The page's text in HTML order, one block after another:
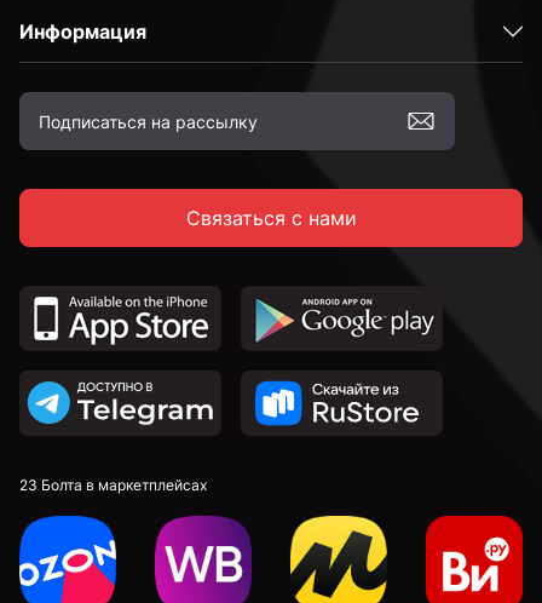
Информация
Связаться с нами
23 Болта в маркетплейсах